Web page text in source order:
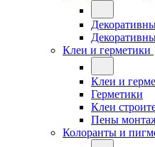
Клеи и герметики
Клеи и
Герметики
Клеи
Пены
Колоранты и